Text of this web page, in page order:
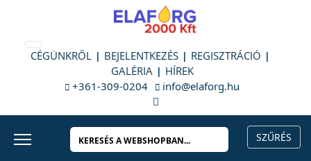
CÉGÜNKRŐL BEJELENTKEZÉS
REGISZTRÁCIÓ
GALÉRIA
HÍREK
+361-309-0204
info@elaforg.hu